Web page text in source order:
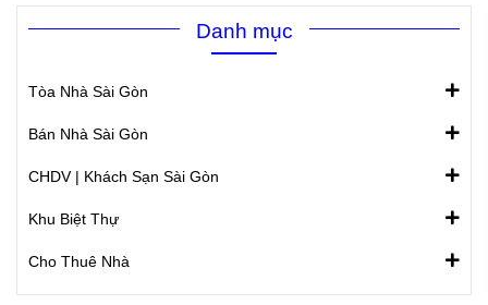
Danh mục
Tòa Nhà Sài Gòn
Bán Nhà Sài Gòn
CHDV | Khách Sạn Sài Gòn
Khu Biệt Thự
Cho Thuê Nhà